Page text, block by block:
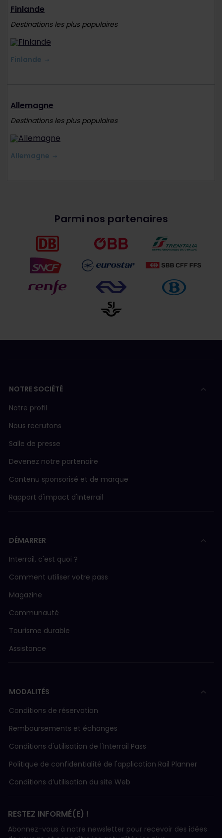
Finlande
Destinations les plus populaires
Finlande
Allemagne
Destinations les plus populaires
Allemagne
Parmi nos partenaires
NOTRE SOCIÉTÉ
Notre profil
Nous recrutons
Salle de presse
Devenez notre partenaire
Contenu sponsorisé et de marque
Rapport d'impact d'Interrail
DÉMARRER
Interrail, c'est quoi ?
Comment utiliser votre pass
Magazine
Communauté
Tourisme durable
Assistance
MODALITÉS
Conditions de réservation
Remboursements et échanges
Conditions d'utilisation de l'Interrail Pass
Politique de confidentialité de l'application Rail Planner
Conditions d’utilisation du site Web
RESTEZ INFORMÉ(E) !
Abonnez-vous à notre newsletter pour recevoir des idées